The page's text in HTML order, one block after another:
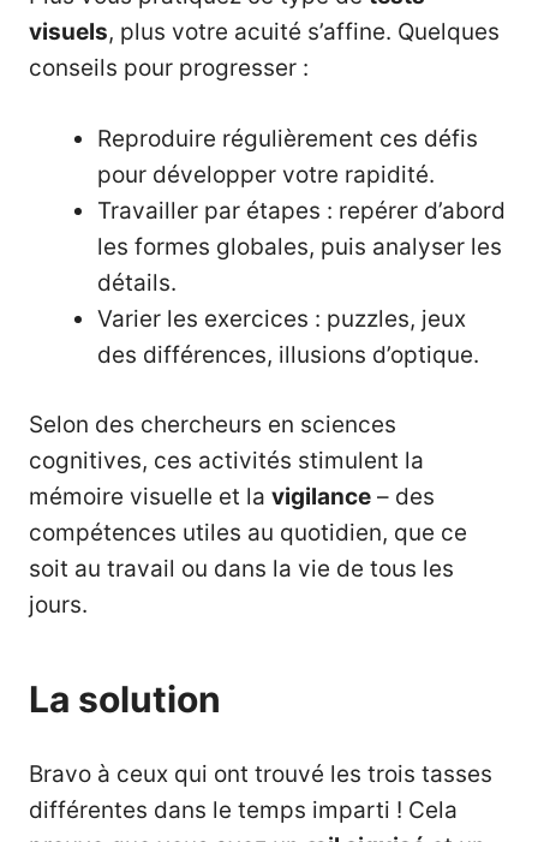
visuels, plus votre acuité s’affine. Quelques
conseils pour progresser :
Reproduire régulièrement ces défis
pour développer votre rapidité.
Travailler par étapes : repérer d’abord
les formes globales, puis analyser les
détails.
Varier les exercices : puzzles, jeux
des différences, illusions d’optique.
Selon des chercheurs en sciences
cognitives, ces activités stimulent la
mémoire visuelle et la vigilance – des
compétences utiles au quotidien, que ce
soit au travail ou dans la vie de tous les
jours.
La solution
Bravo à ceux qui ont trouvé les trois tasses
différentes dans le temps imparti ! Cela